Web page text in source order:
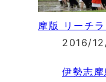
摩版 リーチ
2016/
伊勢志